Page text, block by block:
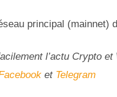
principal (mainnet)
l’actu Crypto
et Telegram